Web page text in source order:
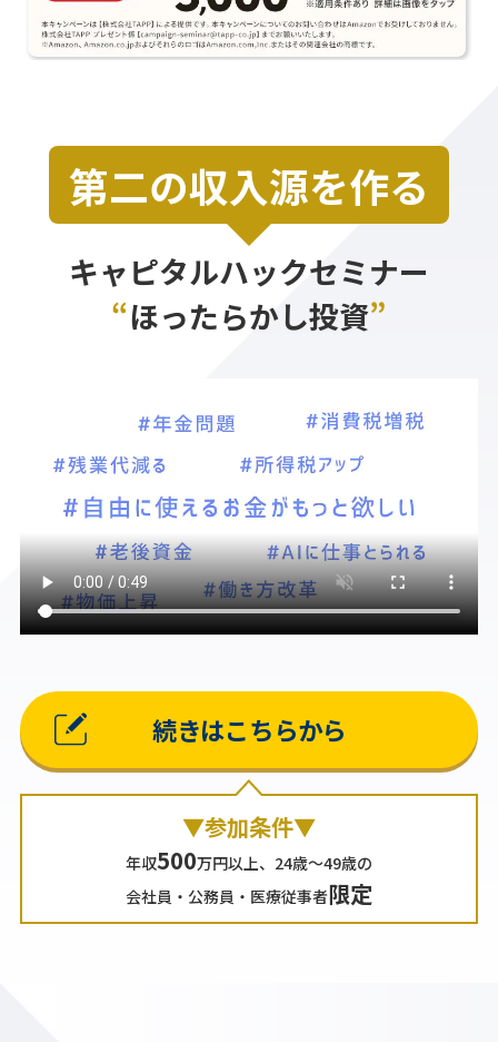
第二の収入源を作る
キャピタルハックセミナー
“ほったらかし投資”
続きはこちらから
▼参加条件▼
年収500万円以上、24歳～49歳の
会社員・公務員・医療従事者限定